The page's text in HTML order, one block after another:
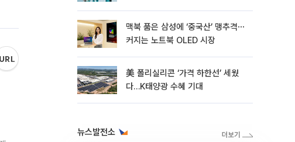
맥북 품은 삼성에 ‘중국산’ 맹추격⋯
커지는 노트북 OLED 시장
美 폴리실리콘 ‘가격 하한선’ 세웠
다…K태양광 수혜 기대
뉴스발전소